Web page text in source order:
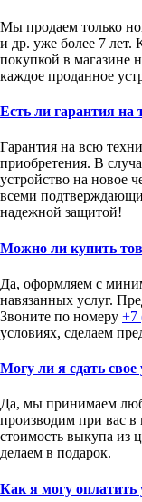
Мы продаем только
и др. уже более 7
покупкой в магазине
каждое проданное
Есть ли гарантия на
Гарантия на всю
приобретения. В
устройство на новое
всеми
надежной защитой!
Можно ли купить
Да, оформляем с
навязанных услуг.
Звоните по номеру +7
условиях, сделаем
Могу ли я сдать свое
Да, мы принимаем
производим при вас в
стоимость выкупа из
делаем в подарок.
Как я могу оплатить